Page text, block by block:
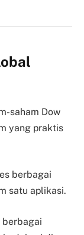
saham Dow
yang praktis
berbagai
satu aplikasi.
berbagai